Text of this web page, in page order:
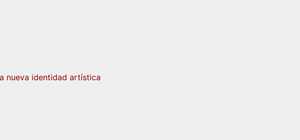
nueva identidad artística